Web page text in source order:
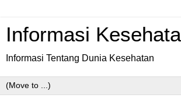
Informasi
Informasi Tentang Dunia Kesehatan